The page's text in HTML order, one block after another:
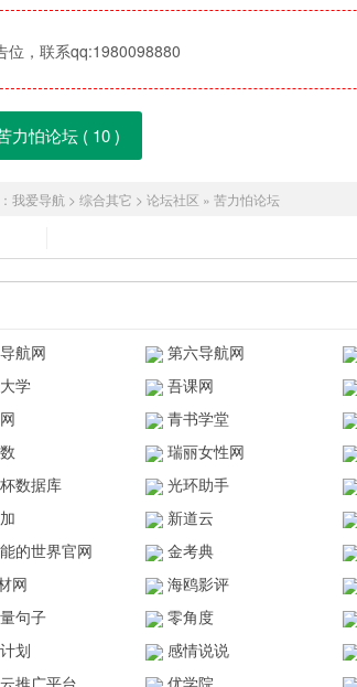
位，联系qq:1980098880
力怕论坛 ( 10)
我爱导航 > 综合其它 > 论坛社区 » 苦力怕论坛
航网 第六导航网
学 吾课网
青书学堂
瑞丽女性网
数据库 光环助手
新道云
的世界官网 金考典
网 海鸥影评
句子 零角度
划 感情说说